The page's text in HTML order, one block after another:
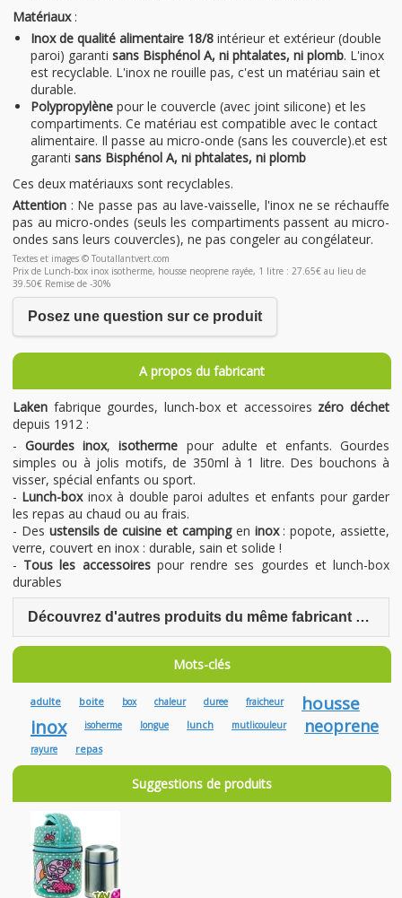
Matériaux :
Inox de qualité alimentaire 18/8 intérieur et extérieur (double
paroi) garanti sans Bisphénol A, ni phtalates, ni plomb. L'inox
est recyclable. L'inox ne rouille pas, c'est un matériau sain et
durable.
Polypropylène pour le couvercle (avec joint silicone) et les
compartiments. Ce matériau est compatible avec le contact
alimentaire. Il passe au micro-onde (sans les couvercle).et est
garanti sans Bisphénol A, ni phtalates, ni plomb
Ces deux matériauxs sont recyclables.
Attention : Ne passe pas au lave-vaisselle, l'inox ne se réchauffe
pas au micro-ondes (seuls les compartiments passent au micro-
ondes sans leurs couvercles), ne pas congeler au congélateur.
Textes et images © Toutallantvert.com
Prix de Lunch-box inox isotherme, housse neoprene rayée, 1 litre : 27.65€ au lieu de
39.50€ Remise de -30%
Posez une question sur ce produit
A propos du fabricant
Laken fabrique gourdes, lunch-box et accessoires zéro déchet
depuis 1912 :
-Gourdes inox,isotherme pour adulte et enfants. Gourdes
simples ou à jolis motifs, de 350ml à 1 litre. Des bouchons à
visser, spécial enfants ou sport.
- Lunch-boxinox à double paroi adultes et enfants pour garder
les repas au chaud ou au frais.
- Des ustensils de cuisine et campingen inox : popote, assiette,
verre, couvert en inox : durable, sain et solide !
- Tous les accessoires pour rendre ses gourdes et lunch-box
durables
Découvrez d'autres produits du même fabricant Laken
Mots-clés
adulte boite box chaleur duree fraicheur housse
inox isoherme longue lunch mutlicouleur neoprene
rayure repas
Suggestions de produits